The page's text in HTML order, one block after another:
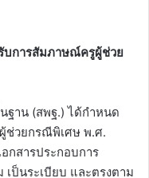
บการสัมภาษณ์ครูผู้ช่วย
ฐาน (สพฐ.) ได้กำหนด
ช่วยกรณีพิเศษ พ.ศ.
กสารประกอบการ
ป็นระเบียบ และตรงตาม